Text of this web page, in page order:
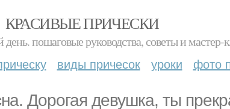
КРАСИВЫЕ ПРИЧЕСКИ
пошаговые руководства, советы и мастер-
виды причесок уроки фото
Дорогая девушка, ты